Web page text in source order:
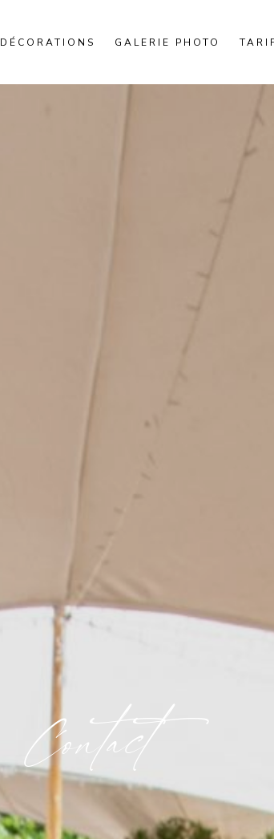
DÉCORATIONS GALERIE PHOTO
Contact